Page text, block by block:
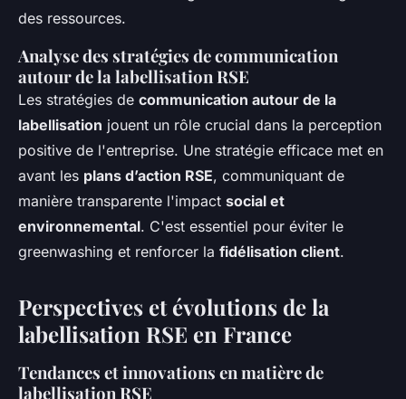
des ressources.
Analyse des stratégies de communication
autour de la labellisation RSE
Les stratégies de communication autour de la
labellisation jouent un rôle crucial dans la perception
positive de l'entreprise. Une stratégie efficace met en
avant les plans d’action RSE, communiquant de
manière transparente l'impact social et
environnemental. C'est essentiel pour éviter le
greenwashing et renforcer la fidélisation client.
Perspectives et évolutions de la
labellisation RSE en France
Tendances et innovations en matière de
labellisation RSE